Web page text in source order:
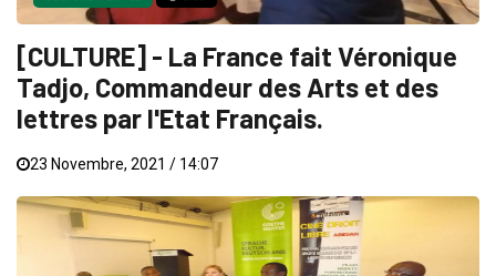
[CULTURE] - La France fait Véronique
Tadjo, Commandeur des Arts et des
lettres par l'Etat Français.
23 Novembre, 2021 / 14:07